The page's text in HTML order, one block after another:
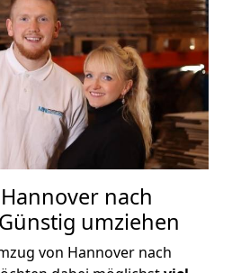
nach
umziehen
von Hannover nach